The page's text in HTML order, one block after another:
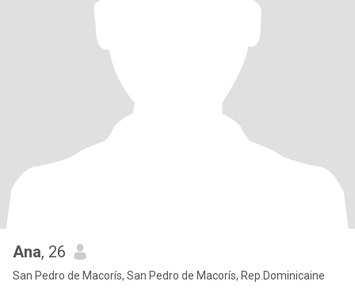
Ana, 26
San Pedro de Macorís, San Pedro de Macorís, Rep.Dominicaine